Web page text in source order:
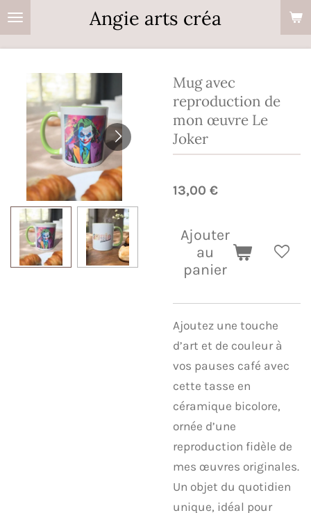
Passer
au
principal
Angie arts créa
Mug avec
reproduction de
mon œuvre Le
Joker
13,00 €
Ajouter
au
panier
​Ajoutez une touche
d’art et de couleur à
vos pauses café avec
cette tasse en
céramique bicolore,
ornée d’une
reproduction fidèle de
mes œuvres originales.
Un objet du quotidien
unique, idéal pour